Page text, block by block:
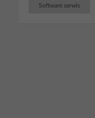
Software serwis